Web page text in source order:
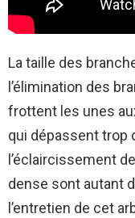
La taille des
l’élimination des
frottent les unes
qui dépassent trop
l’éclaircissement
dense sont autant
l’entretien de cet